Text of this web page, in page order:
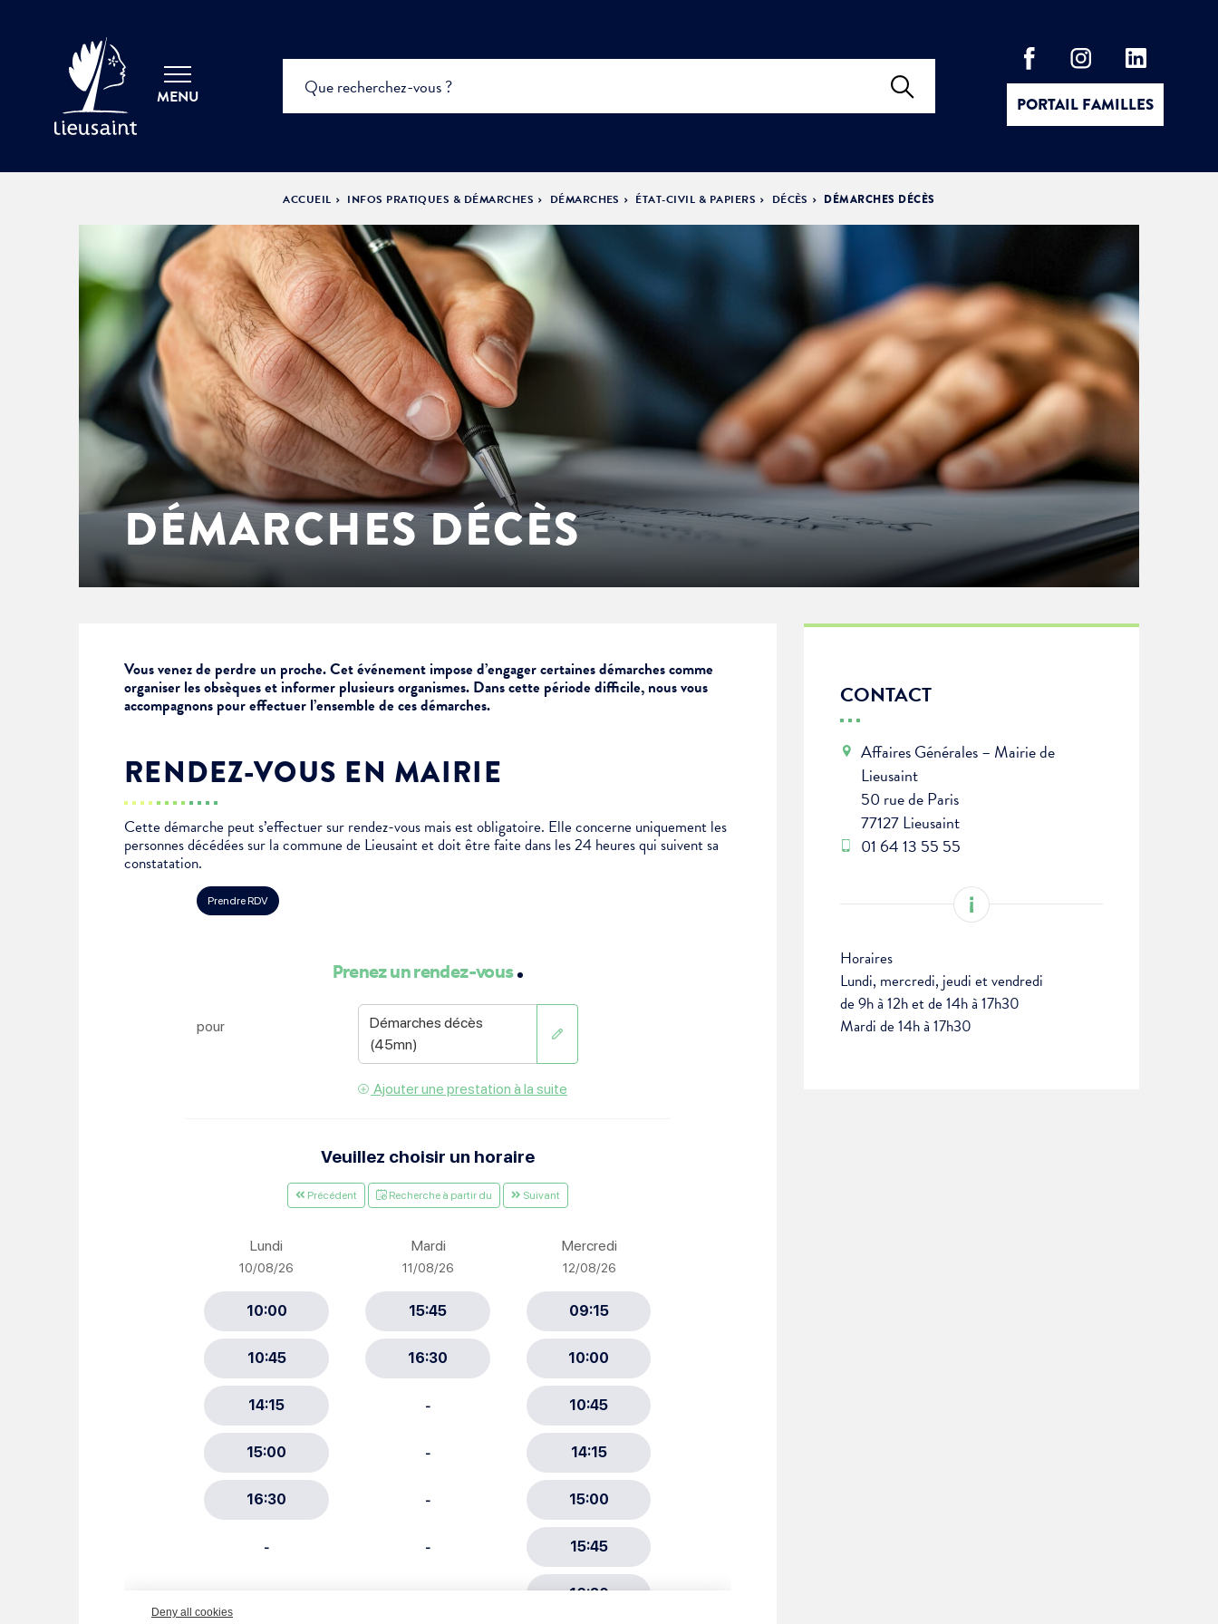
MENU PORTAIL FAMILLES
INFOS
PRATIQUES &
DÉMARCHES
Enfance & jeunesse
Cadre de vie
Culture
Solidarité
Annuaires & carte interactive
Je suis senior
Je suis étudiant
Famille
Logement
État-civil & papiers
Location de salles
Urbanisme
ACTUALITÉS &
ÉVÈNEMENTS
Élus du conseil municipal
Séances du Conseil municipal
Actes administratifs
Ville bienveillante
Ville éducative
Ville écologique
ACCUEIL INFOS PRATIQUES & DÉMARCHES DÉMARCHES ÉTAT-CIVIL & PAPIERS DÉCÈS DÉMARCHES DÉCÈS
DÉMARCHES DÉCÈS
Vous venez de perdre un proche. Cet événement impose d’engager certaines démarches comme
organiser les obsèques et informer plusieurs organismes. Dans cette période difficile, nous vous
accompagnons pour effectuer l’ensemble de ces démarches.
RENDEZ-VOUS EN MAIRIE
Cette démarche peut s’effectuer sur rendez-vous mais est obligatoire. Elle concerne uniquement les
personnes décédées sur la commune de Lieusaint et doit être faite dans les 24 heures qui suivent sa
constatation.
CONTACT
Affaires Générales – Mairie de
Lieusaint
50 rue de Paris
77127 Lieusaint
01 64 13 55 55
Horaires
Lundi, mercredi, jeudi et vendredi
de 9h à 12h et de 14h à 17h30
Mardi de 14h à 17h30